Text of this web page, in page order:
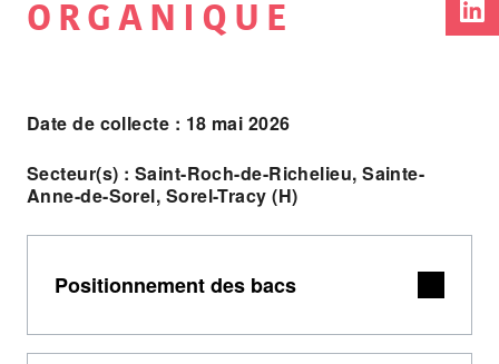
ORGANIQUE
Date de collecte : 18 mai 2026
Secteur(s) : Saint-Roch-de-Richelieu, Sainte-
Anne-de-Sorel, Sorel-Tracy (H)
Positionnement des bacs